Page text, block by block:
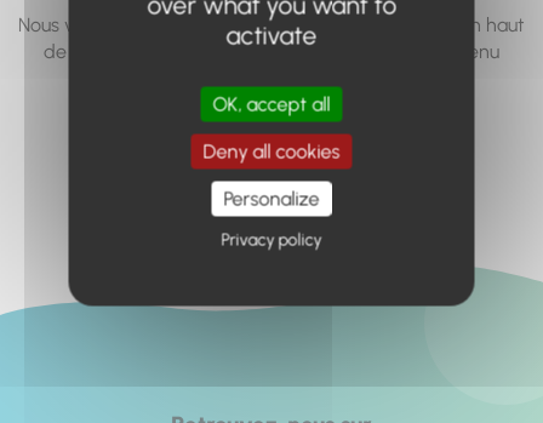
Nous vous invitons à utiliser le moteur de recherche en haut
de page, ou à utiliser le menu pour trouver le contenu
Retour à l'accueil
activate
OK, accept all
Deny all cookies
Personalize
Privacy policy